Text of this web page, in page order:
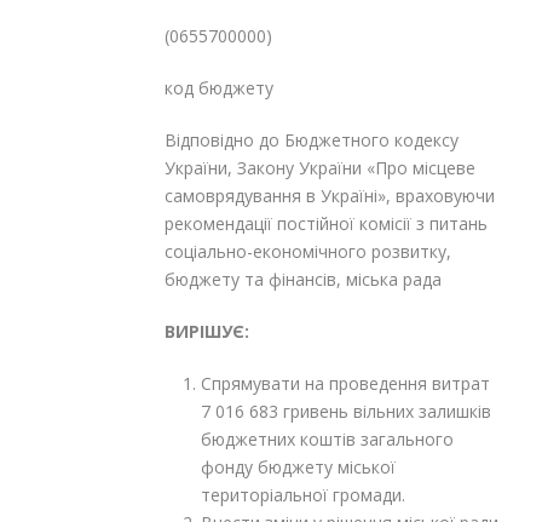
(0655700000)
код бюджету
Відповідно до Бюджетного кодексу
України, Закону України «Про місцеве
самоврядування в Україні», враховуючи
рекомендації постійної комісії з питань
соціально-економічного розвитку,
бюджету та фінансів, міська рада
ВИРІШУЄ:
Спрямувати на проведення витрат
7 016 683 гривень вільних залишків
бюджетних коштів загального
фонду бюджету міської
територіальної громади.